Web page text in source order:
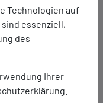
Technologien auf
essenziell,
des
Ihrer
die
für weichen
Verbessert die
Gefühl